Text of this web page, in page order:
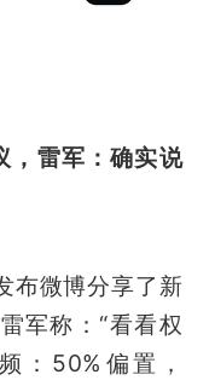
雷军：确实说
布微博分享了新
军称：“看看权
：50%偏置，